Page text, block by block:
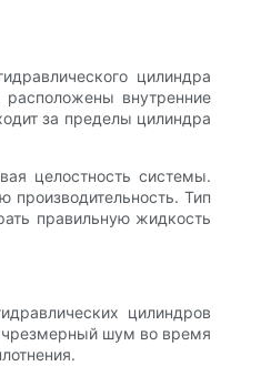
цилиндра
внутренние
за пределы цилиндра
целостность системы.
производительность. Тип
правильную жидкость
цилиндров
чрезмерный шум во время